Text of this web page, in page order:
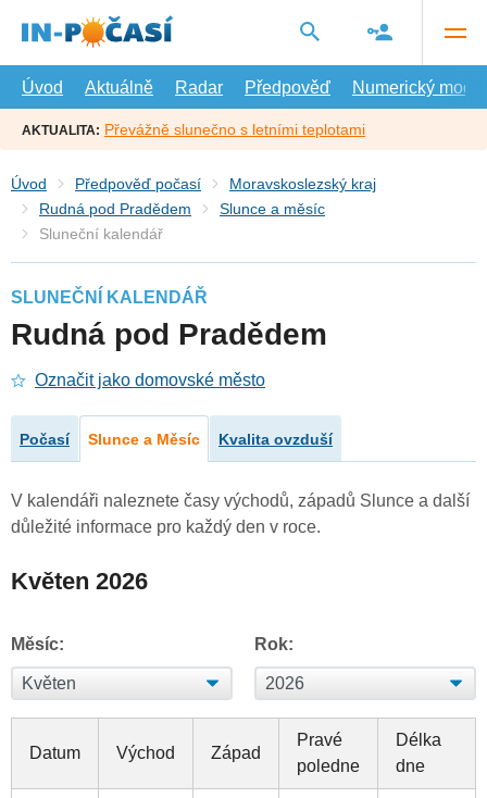
hlavní
Úvod
Aktuálně Radar Předpověď Numerický model
AKTUALITA: Převážně slunečno s letními teplotami
Úvod Předpověď počasí
Moravskoslezský kraj
Rudná pod Pradědem
Slunce a měsíc
Sluneční kalendář
SLUNEČNÍ KALENDÁŘ
Rudná pod Pradědem
Označit jako domovské město
Počasí Slunce a Měsíc Kvalita ovzduší
V kalendáři naleznete časy východů, západů Slunce a další
důležité informace pro každý den v roce.
Květen 2026
Měsíc: Rok:
Datum Východ Západ
Pravé
poledne
Délka
dne